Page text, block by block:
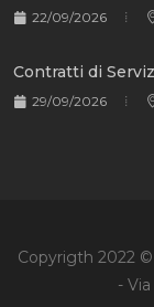
22/09/2026
Contratti di
29/09/2026
Copyrigth 2022 ©
-